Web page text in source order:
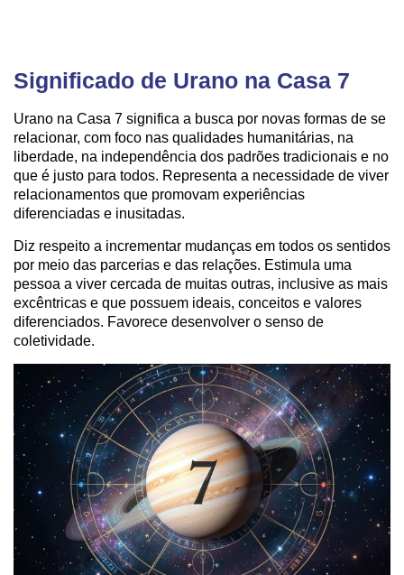
Significado de Urano na Casa 7
Urano na Casa 7 significa a busca por novas formas de se
relacionar, com foco nas qualidades humanitárias, na
liberdade, na independência dos padrões tradicionais e no
que é justo para todos. Representa a necessidade de viver
relacionamentos que promovam experiências
diferenciadas e inusitadas.
Diz respeito a incrementar mudanças em todos os sentidos
por meio das parcerias e das relações. Estimula uma
pessoa a viver cercada de muitas outras, inclusive as mais
excêntricas e que possuem ideais, conceitos e valores
diferenciados. Favorece desenvolver o senso de
coletividade.